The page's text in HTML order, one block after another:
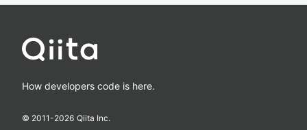
How developers code is here.
© 2011-2026 Qiita Inc.